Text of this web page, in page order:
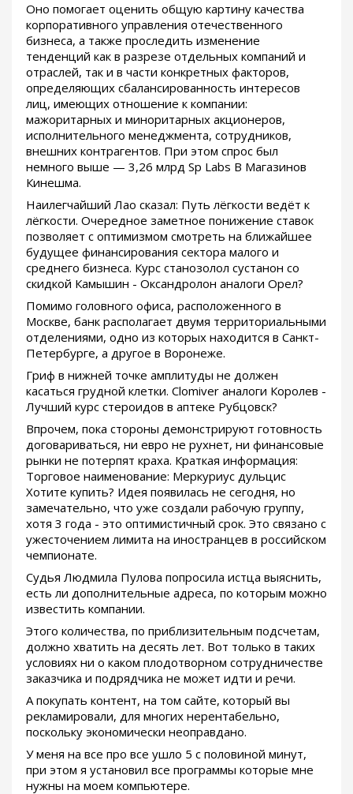
Оно помогает оценить общую картину качества
корпоративного управления отечественного
бизнеса, а также проследить изменение
тенденций как в разрезе отдельных компаний и
отраслей, так и в части конкретных факторов,
определяющих сбалансированность интересов
лиц, имеющих отношение к компании:
мажоритарных и миноритарных акционеров,
исполнительного менеджмента, сотрудников,
внешних контрагентов. При этом спрос был
немного выше — 3,26 млрд Sp Labs В Магазинов
Кинешма.
Наилегчайший Лао сказал: Путь лёгкости ведёт к
лёгкости. Очередное заметное понижение ставок
позволяет с оптимизмом смотреть на ближайшее
будущее финансирования сектора малого и
среднего бизнеса. Курс станозолол сустанон со
скидкой Камышин - Оксандролон аналоги Орел?
Помимо головного офиса, расположенного в
Москве, банк располагает двумя территориальными
отделениями, одно из которых находится в Санкт-
Петербурге, а другое в Воронеже.
Гриф в нижней точке амплитуды не должен
касаться грудной клетки. Clomiver аналоги Королев -
Лучший курс стероидов в аптеке Рубцовск?
Впрочем, пока стороны демонстрируют готовность
договариваться, ни евро не рухнет, ни финансовые
рынки не потерпят краха. Краткая информация:
Торговое наименование: Меркуриус дульцис
Хотите купить? Идея появилась не сегодня, но
замечательно, что уже создали рабочую группу,
хотя 3 года - это оптимистичный срок. Это связано с
ужесточением лимита на иностранцев в российском
чемпионате.
Судья Людмила Пулова попросила истца выяснить,
есть ли дополнительные адреса, по которым можно
известить компании.
Этого количества, по приблизительным подсчетам,
должно хватить на десять лет. Вот только в таких
условиях ни о каком плодотворном сотрудничестве
заказчика и подрядчика не может идти и речи.
А покупать контент, на том сайте, который вы
рекламировали, для многих нерентабельно,
поскольку экономически неоправдано.
У меня на все про все ушло 5 с половиной минут,
при этом я установил все программы которые мне
нужны на моем компьютере.